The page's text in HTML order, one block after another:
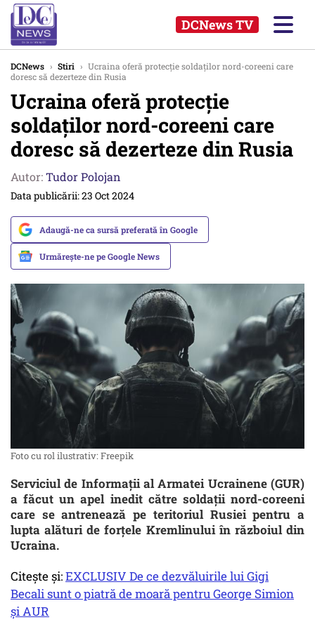
DCNews TV
DCNews › Stiri › Ucraina oferă protecție soldaților nord-coreeni care
doresc să dezerteze din Rusia
Ucraina oferă protecție
soldaților nord-coreeni care
doresc să dezerteze din Rusia
Autor:Tudor Polojan
Data publicării: 23 Oct 2024
Adaugă-ne ca sursă preferată în Google
Urmărește-ne pe Google News
Foto cu rol ilustrativ: Freepik
Serviciul de Informații al Armatei Ucrainene (GUR)
a făcut un apel inedit către soldații nord-coreeni
care se antrenează pe teritoriul Rusiei pentru a
lupta alături de forțele Kremlinului în războiul din
Ucraina.
Citește și:EXCLUSIV De ce dezvăluirile lui Gigi
Becali sunt o piatră de moară pentru George Simion
și AUR